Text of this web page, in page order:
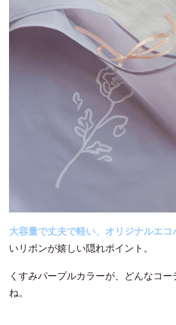
大容量で丈夫で軽い、オリジナルエコ
いリボンが嬉しい隠れポイント。
くすみパープルカラーが、どんなコ
ね。